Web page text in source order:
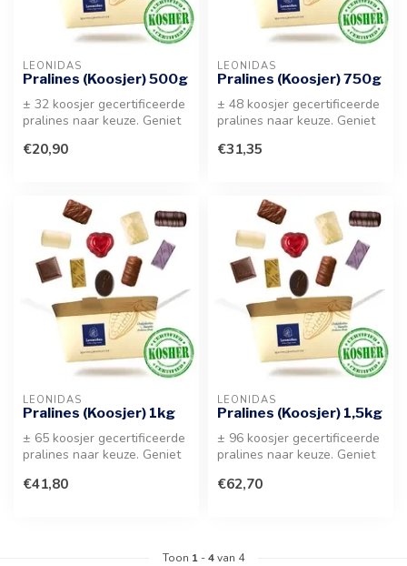
LEONIDAS
Pralines (Koosjer) 500g
± 32 koosjer gecertificeerde
pralines naar keuze. Geniet
€20,90
LEONIDAS
Pralines (Koosjer) 750g
± 48 koosjer gecertificeerde
pralines naar keuze. Geniet
€31,35
LEONIDAS
Pralines (Koosjer) 1kg
± 65 koosjer gecertificeerde
pralines naar keuze. Geniet
€41,80
LEONIDAS
Pralines (Koosjer) 1,5kg
± 96 koosjer gecertificeerde
pralines naar keuze. Geniet
€62,70
Toon 1 -4van 4